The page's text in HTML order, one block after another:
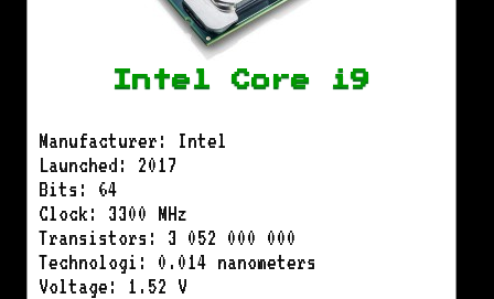
Intel Core i9
Manufacturer: Intel
Launched: 2017
Bits: 64
Clock: 3300 MHz
Transistors: 3 052 000 000
Technologi: 0.014 nanometers
Voltage: 1.52 V